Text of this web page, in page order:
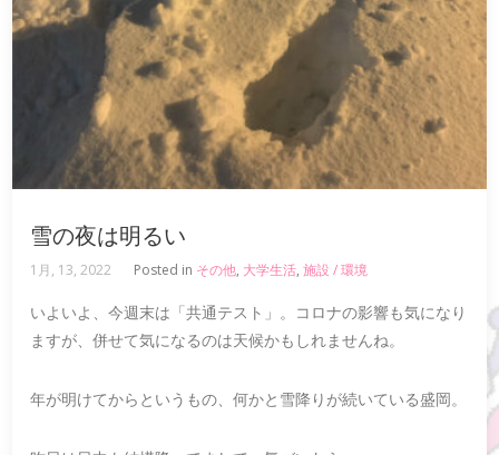
雪の夜は明るい
1月, 13, 2022 Posted in その他, 大学生活,施設 / 環境
いよいよ、今週末は「共通テスト」。コロナの影響も気になり
ますが、併せて気になるのは天候かもしれませんね。
年が明けてからというもの、何かと雪降りが続いている盛岡。